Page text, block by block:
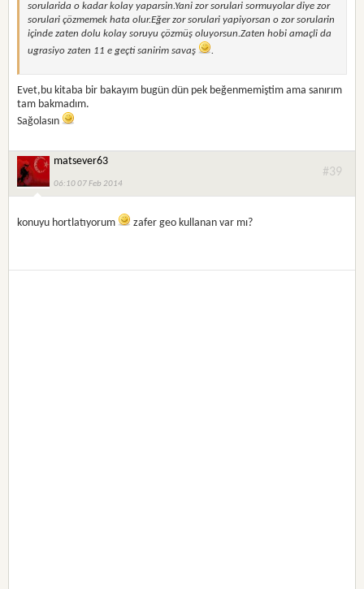
sorularida o kadar kolay yaparsin.Yani zor sorulari sormuyolar diye zor
sorulari çözmemek hata olur.Eğer zor sorulari yapiyorsan o zor sorularin
içinde zaten dolu kolay soruyu çözmüş oluyorsun.Zaten hobi amaçli da
ugrasiyo zaten 11 e geçti sanirim savaş
.
Evet,bu kitaba bir bakayım bugün dün pek beğenmemiştim ama sanırım
tam bakmadım.
Sağolasın
matsever63
06:10 07 Feb 2014
#39
konuyu hortlatıyorum zafer geo kullanan var mı?